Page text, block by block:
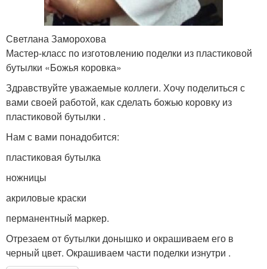
Светлана Заморохова
Мастер-класс по изготовлению поделки из пластиковой
бутылки «Божья коровка»
Здравствуйте уважаемые коллеги. Хочу поделиться с
вами своей работой, как сделать божью коровку из
пластиковой бутылки .
Нам с вами понадобится:
пластиковая бутылка
ножницы
акриловые краски
перманентный маркер.
Отрезаем от бутылки донышко и окрашиваем его в
черный цвет. Окрашиваем части поделки изнутри .